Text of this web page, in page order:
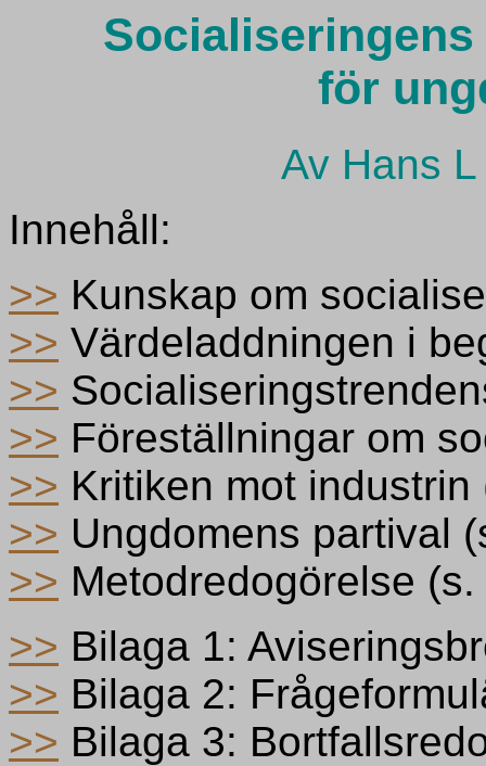
för
Av Hans
Innehåll:
>> Kunskap om
>> Värdeladdningen i
>>
>> Föreställningar om
>> Kritiken mot industrin
>> Ungdomens partival
>> Metodredogörelse (s.
>> Bilaga 1:
>> Bilaga 2:
>> Bilaga 3: